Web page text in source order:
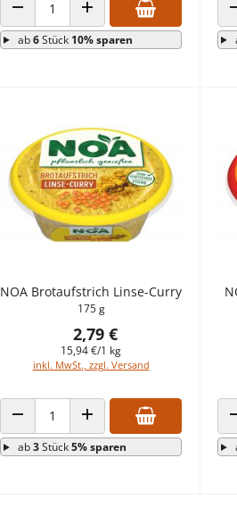
ANZAHL VERRINGERNANZAHL ERHÖHEN
ab6Stück 10% sparen
NOA Brotaufstrich Linse-Curry
175 g
2,79 €
15,94 €/1 kg
inkl. MwSt., zzgl. Versand
ANZAHL VERRINGERNANZAHL ERHÖHEN
ab3Stück5% sparen